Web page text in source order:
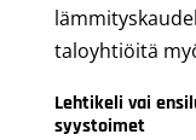
taloyhtiöitä
Lehtikeli vai
syystoimet